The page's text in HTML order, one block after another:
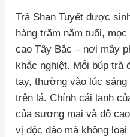
Trà Shan Tuyết được
hàng trăm năm tuổi,
cao Tây Bắc – nơi mây
khắc nghiệt. Mỗi búp trà
tay, thường vào lúc
trên lá. Chính cái lạnh
của sương mai và độ
vị độc đáo mà không